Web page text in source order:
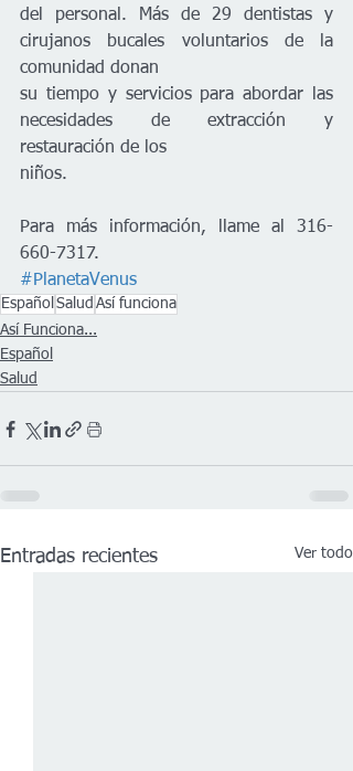
del personal. Más de 29 dentistas y
cirujanos bucales voluntarios de la
comunidad donan
su tiempo y servicios para abordar las
necesidades de extracción y
restauración de los
niños.
Para más información, llame al 316-
660-7317.
#PlanetaVenus
Español Salud Así funciona
Así Funciona...
Español
Salud
Entradas recientes Ver todo